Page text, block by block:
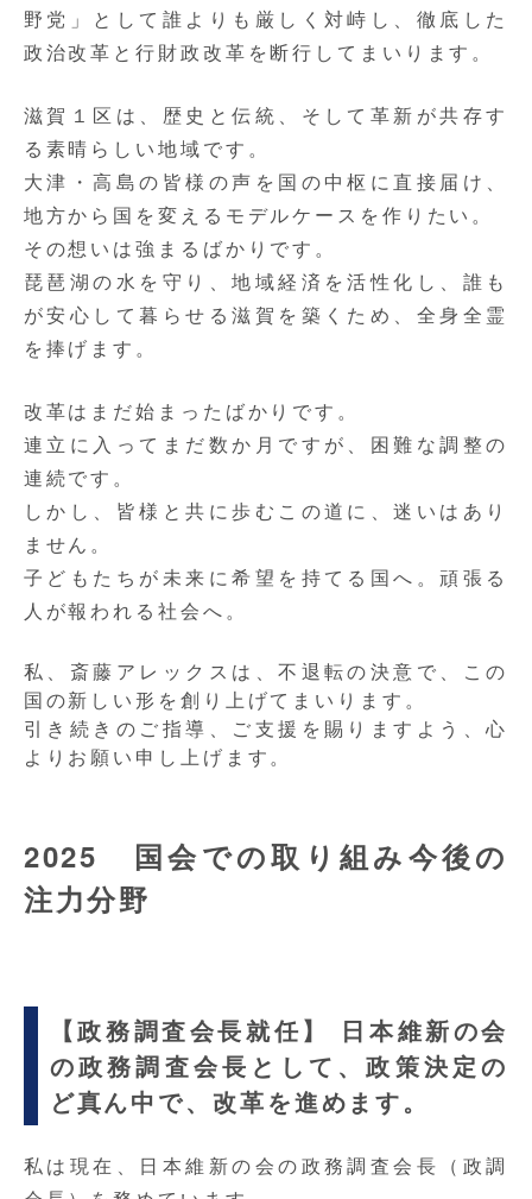
野党」として誰よりも厳しく対峙し、徹底した
政治改革と行財政改革を断行してまいります。
滋賀１区は、歴史と伝統、そして革新が共存す
る素晴らしい地域です。
大津・高島の皆様の声を国の中枢に直接届け、
地方から国を変えるモデルケースを作りたい。
その想いは強まるばかりです。
琵琶湖の水を守り、地域経済を活性化し、誰も
が安心して暮らせる滋賀を築くため、全身全霊
を捧げます。
改革はまだ始まったばかりです。
連立に入ってまだ数か月ですが、困難な調整の
連続です。
しかし、皆様と共に歩むこの道に、迷いはあり
ません。
子どもたちが未来に希望を持てる国へ。頑張る
人が報われる社会へ。
私、斎藤アレックスは、不退転の決意で、この
国の新しい形を創り上げてまいります。
引き続きのご指導、ご支援を賜りますよう、心
よりお願い申し上げます。
2025 国会での取り組み今後の
注力分野
【政務調査会長就任】 日本維新の会
の政務調査会長として、政策決定の
ど真ん中で、改革を進めます。
私は現在、日本維新の会の政務調査会長（政調